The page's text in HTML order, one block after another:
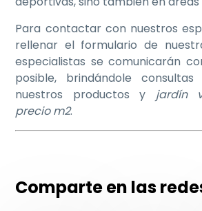
Para contactar con nuestros
rellenar el formulario de
especialistas se comunicarán
posible, brindándole
nuestros productos y jardín
precio m2.
Comparte en las